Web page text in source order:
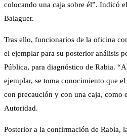
colocando una caja sobre él”. Indicó
Balaguer.
Tras ello, funcionarios de la oficina
el ejemplar para su posterior análisis
Pública, para diagnóstico de Rabia.
ejemplar, se toma conocimiento que
con precaución y con una caja, como
Autoridad.
Posterior a la confirmación de Rabia,